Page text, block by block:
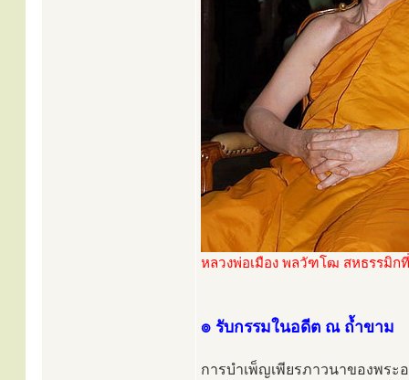
หลวงพ่อเมือง พลวัฑโฒ สหธรรมิ
๏ รับกรรมในอดีต ณ ถ้ำขาม
การบำเพ็ญเพียรภาวนาของพร